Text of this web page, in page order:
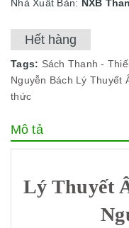
Nhà Xuất Bản: NXB
Hết hàng
Tags: Sách Thanh -
Nguyễn Bách Lý Thuyết
thức
Mô tả
Lý Thuyết